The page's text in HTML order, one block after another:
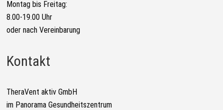
Montag bis Freitag:
8.00-19.00 Uhr
oder nach Vereinbarung
Kontakt
TheraVent aktiv GmbH
im Panorama Gesundheitszentrum